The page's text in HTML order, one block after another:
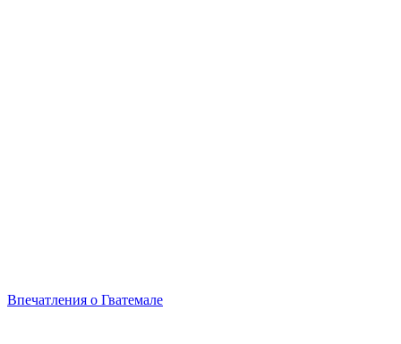
Впечатления о Гватемале